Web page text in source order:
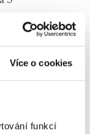
Více o cookies
funkcí